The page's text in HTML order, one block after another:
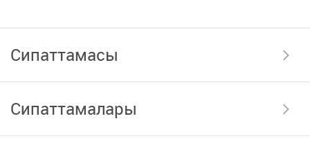
Сипаттамасы
Сипаттамалары